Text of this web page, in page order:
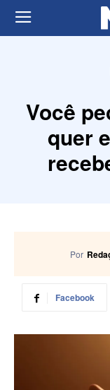
Você
quer
Por
Facebook